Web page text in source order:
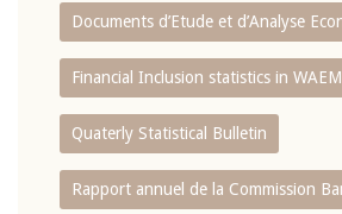
Documents d’Etude et d’Analyse
Financial Inclusion statistics in
Quaterly Statistical Bulletin
Rapport annuel de la Commission